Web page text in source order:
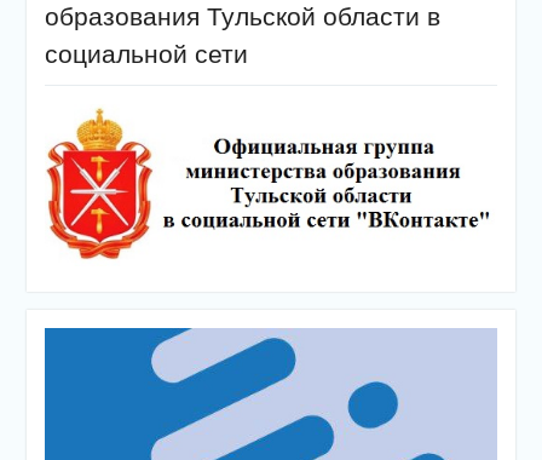
образования Тульской области в
социальной сети